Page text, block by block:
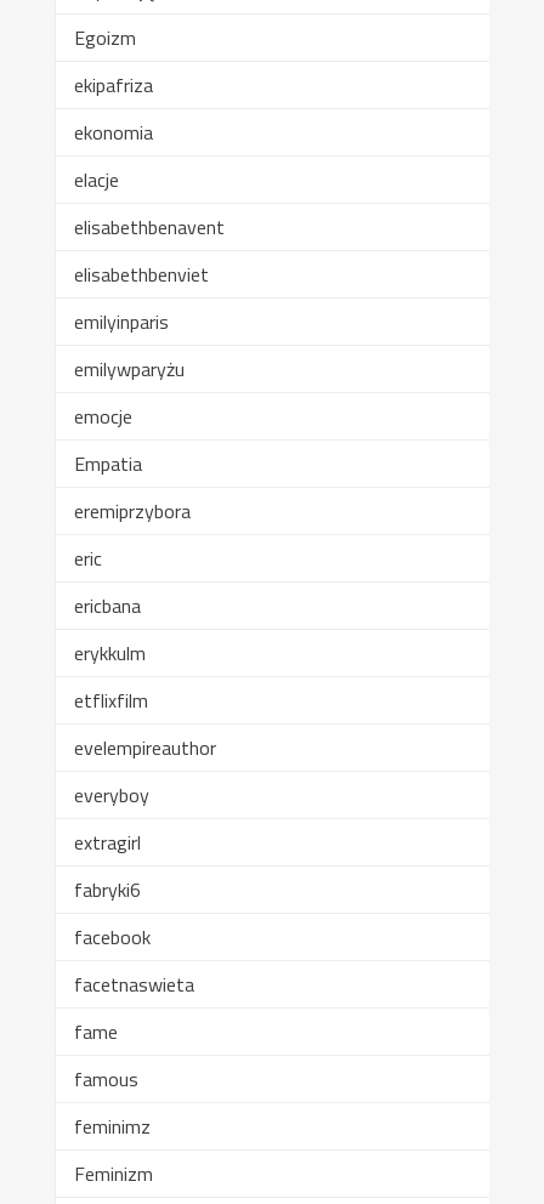
Egoizm
ekipafriza
ekonomia
elacje
elisabethbenavent
elisabethbenviet
emilyinparis
emilywparyżu
emocje
Empatia
eremiprzybora
eric
ericbana
erykkulm
etflixfilm
evelempireauthor
everyboy
extragirl
fabryki6
facebook
facetnaswieta
fame
famous
feminimz
Feminizm